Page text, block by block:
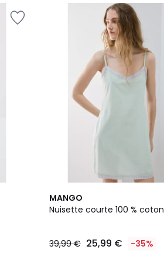
MANGO
Nuisette courte 100 % coton
39,99 € 25,99 € -35%
2
Couleurs